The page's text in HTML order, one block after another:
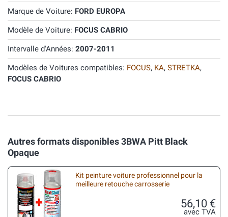
Marque de Voiture: FORD EUROPA
Modèle de Voiture: FOCUS CABRIO
Intervalle d'Années: 2007-2011
Modèles de Voitures compatibles: FOCUS, KA, STRETKA,
FOCUS CABRIO
Autres formats disponibles 3BWA Pitt Black
Opaque
Kit peinture voiture professionnel pour la
meilleure retouche carrosserie
56,10 €
avec TVA